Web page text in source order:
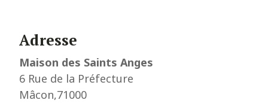
Adresse
Maison des Saints Anges
6 Rue de la Préfecture
Mâcon,71000